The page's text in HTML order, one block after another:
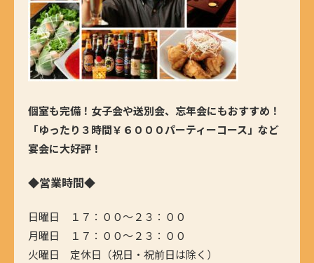
個室も完備！女子会や送別会、忘年会にもおすすめ！
「ゆったり３時間￥６０００パーティーコース」など
宴会に大好評！
◆営業時間◆
日曜日 １７：００～２３：００
月曜日 １７：００～２３：００
火曜日 定休日（祝日・祝前日は除く）